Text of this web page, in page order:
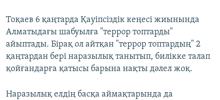
Тоқаев 6 қаңтарда Қауіпсіздік кеңесі жиынында
Алматыдағы шабуылға "террор топтарды"
айыптады. Бірақ ол айтқан "террор топтардың" 2
қаңтардан бері наразылық танытып, билікке талап
қойғандарға қатысы барына нақты дәлел жоқ.
Наразылық елдің басқа аймақтарында да